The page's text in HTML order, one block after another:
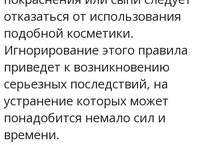
отказаться от использования
подобной косметики.
Игнорирование этого правила
приведет к возникновению
серьезных последствий, на
устранение которых может
понадобится немало сил и
времени.